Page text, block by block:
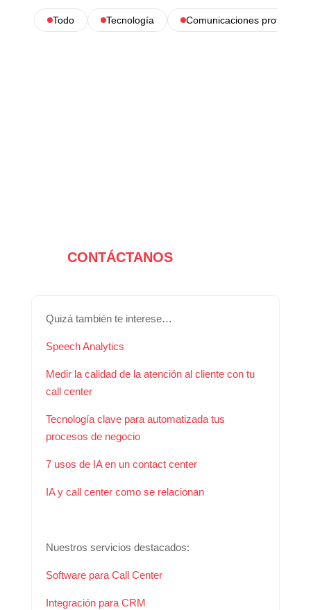
Todo Tecnología Comunicaciones
CONTÁCTANOS
Quizá también te interese…
Speech Analytics
Medir la calidad de la atención al cliente con tu
call center
Tecnología clave para automatizada tus
procesos de negocio
7 usos de IA en un contact center
IA y call center como se relacionan
Nuestros servicios destacados:
Software para Call Center
Integración para CRM